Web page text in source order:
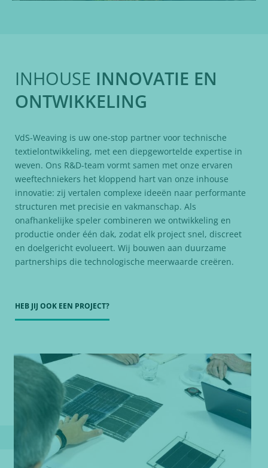
INHOUSE INNOVATIE EN
ONTWIKKELING
VdS-Weaving is uw one-stop partner voor technische
textielontwikkeling, met een diepgewortelde expertise in
weven. Ons R&D-team vormt samen met onze ervaren
weeftechniekers het kloppend hart van onze inhouse
innovatie: zij vertalen complexe ideeën naar performante
structuren met precisie en vakmanschap. Als
onafhankelijke speler combineren we ontwikkeling en
productie onder één dak, zodat elk project snel, discreet
en doelgericht evolueert. Wij bouwen aan duurzame
partnerships die technologische meerwaarde creëren.
HEB JIJ OOK EEN PROJECT?